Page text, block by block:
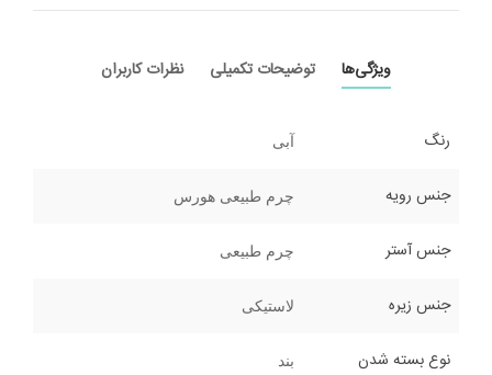
ویژگی‌ها توضیحات تکمیلی نظرات کاربران
رنگ آبی
جنس رویه چرم طبیعی هورس
جنس آستر چرم طبیعی
جنس زیره لاستیکی
نوع بسته شدن بند